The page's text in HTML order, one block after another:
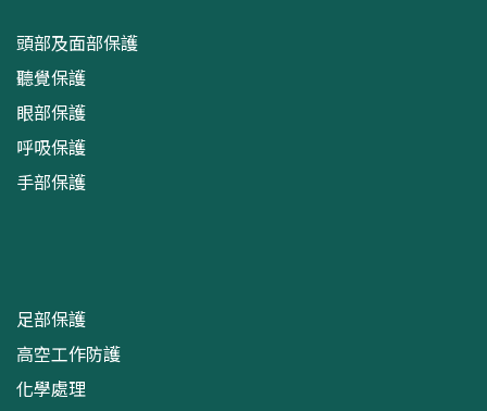
頭部及面部保護
聽覺保護
眼部保護
呼吸保護
手部保護
足部保護
高空工作防護
化學處理